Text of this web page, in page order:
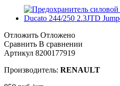
Отложить Отложено
Сравнить В сравнении
Артикул 8200177919
Производитель: RENAULT